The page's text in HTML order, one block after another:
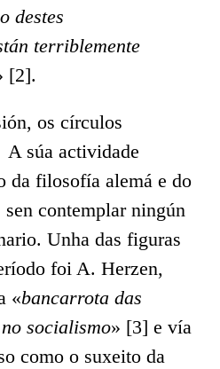
destes
terriblemente
[2].
os círculos
A súa actividade
da filosofía alemá e do
contemplar ningún
Unha das figuras
foi A. Herzen,
«bancarrota das
socialismo» [3] e vía
como o suxeito da